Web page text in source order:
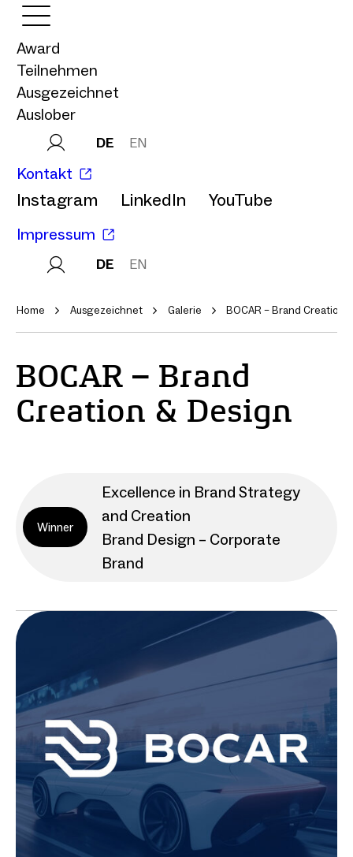
Award
Teilnehmen
Ausgezeichnet
Auslober
DE EN
Kontakt
Instagram LinkedIn YouTube
Impressum
DE EN
Home Ausgezeichnet Galerie BOCAR – Brand Creation
BOCAR – Brand
Creation & Design
Winner
Excellence in Brand Strategy
and Creation
Brand Design – Corporate
Brand